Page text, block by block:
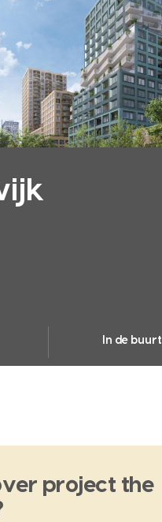
In de buurt
project the